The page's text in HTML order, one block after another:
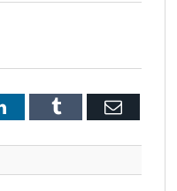
LinkedInTumblr Email